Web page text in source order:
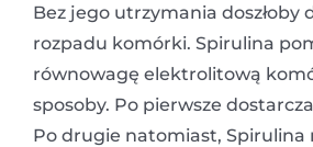
Bez jego utrzymania doszłoby
rozpadu komórki. Spirulina
równowagę elektrolitową
sposoby. Po pierwsze
Po drugie natomiast, Spirulina